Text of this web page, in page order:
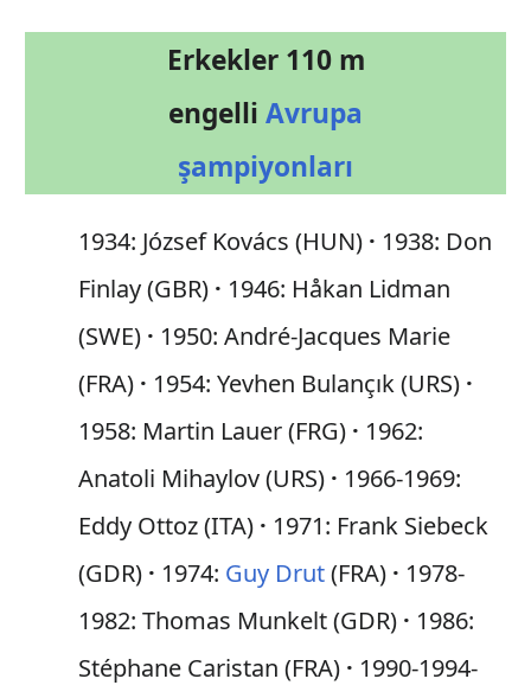
Erkekler 110 m
engelli Avrupa
şampiyonları
1934: József Kovács (HUN)
1938: Don
Finlay (GBR)
1946: Håkan Lidman
(SWE)
1950: André-Jacques Marie
(FRA)
1954: Yevhen Bulançık (URS)
1958: Martin Lauer (FRG)
1962:
Anatoli Mihaylov (URS)
1966-1969:
Eddy Ottoz (ITA)
1971: Frank Siebeck
(GDR)
1974: Guy Drut(FRA)
1978-
1982: Thomas Munkelt (GDR)
1986:
Stéphane Caristan (FRA)
1990-1994-